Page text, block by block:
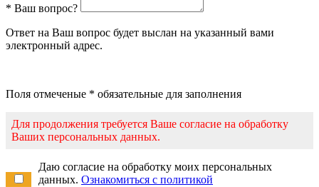
* Ваш вопрос?
Ответ на Ваш вопрос будет выслан на указанный вами
электронный адрес.
Поля отмеченые * обязательные для заполнения
Для продолжения требуется Ваше согласие на обработку
Ваших персональных данных.
Даю согласие на обработку моих персональных
данных. Ознакомиться с политикой